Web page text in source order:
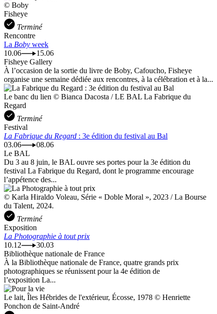
© Boby
Fisheye
Terminé
Rencontre
La Boby week
10.06
15.06
Fisheye Gallery
À l’occasion de la sortie du livre de Boby, Cafoucho, Fisheye
organise une semaine dédiée aux rencontres, à la célébration et à la...
Le banc du lien © Bianca Dacosta / LE BAL La Fabrique du
Regard
Terminé
Festival
La Fabrique du Regard : 3e édition du festival au Bal
03.06
08.06
Le BAL
Du 3 au 8 juin, le BAL ouvre ses portes pour la 3e édition du
festival La Fabrique du Regard, dont le programme encourage
l’appétence des...
© Karla Hiraldo Voleau, Série « Doble Moral », 2023 / La Bourse
du Talent, 2024.
Terminé
Exposition
La Photographie à tout prix
10.12
30.03
Bibliothèque nationale de France
À la Bibliothèque nationale de France, quatre grands prix
photographiques se réunissent pour la 4e édition de
l’exposition La...
Le lait, Îles Hébrides de l'extérieur, Écosse, 1978 © Henriette
Ponchon de Saint-André